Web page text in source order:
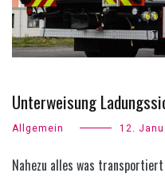
Unterweisung
Allgemein 12.
Nahezu alles was